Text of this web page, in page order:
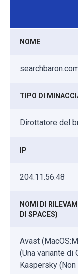
NOME
TIPO DI
Dirottatore del
IP
204.11.56.48
NOMI DI
DI SPACES)
Avast
(Una variante di
Kaspersky (Non